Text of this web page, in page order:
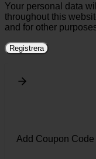
Your personal data
throughout this
and for other
Registrera
Add Coupon Code